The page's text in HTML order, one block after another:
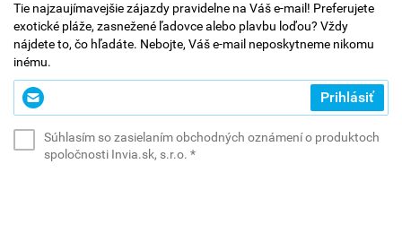
Tie najzaujímavejšie zájazdy pravidelne na Váš e-mail! Preferujete
exotické pláže, zasnežené ľadovce alebo plavbu loďou? Vždy
nájdete to, čo hľadáte. Nebojte, Váš e-mail neposkytneme nikomu
inému.
Zadajte
svoj
Prihlásiť
Súhlasím so zasielaním obchodných oznámení o produktoch
spoločnosti Invia.sk, s.r.o. *(povinné)